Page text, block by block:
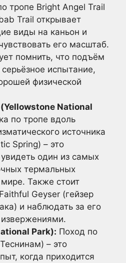
тропе Bright Angel Trail
Trail открывает
виды на каньон и
его масштаб.
помнить, что подъём
серьёзное испытание,
физической
National
по тропе вдоль
источника
Spring) – это
один из самых
термальных
Также стоит
Geyser (гейзер
и наблюдать за его
Park): Поход по
– это
когда приходится